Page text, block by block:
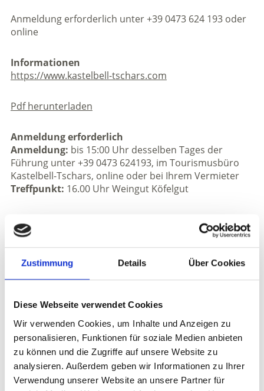
Zustimmung Details Über Cookies
Diese Webseite verwendet Cookies
Wir verwenden Cookies, um Inhalte und Anzeigen zu
personalisieren, Funktionen für soziale Medien anbieten
zu können und die Zugriffe auf unsere Website zu
analysieren. Außerdem geben wir Informationen zu Ihrer
Verwendung unserer Website an unsere Partner für
Anmeldung erforderlich unter +39 0473 624 193 oder
online
Informationen
https://www.kastelbell-tschars.com
Pdf herunterladen
Anmeldung erforderlich
Anmeldung: bis 15:00 Uhr desselben Tages der
Führung unter +39 0473 624193, im Tourismusbüro
Kastelbell-Tschars, online oder bei Ihrem Vermieter
Treffpunkt: 16.00 Uhr Weingut Köfelgut
Weingut Köfelgut - Kastelbell-Tschars
Veranstalter
Tourismusverein Kastelbell Tschars
Kastelbell-Tschars
www.kastelbell-tschars.com
Tel.+39 0473 624193
zurück zu den Top Events